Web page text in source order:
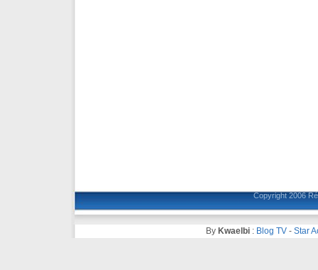
Copyright 2006
By Kwaelbi : Blog TV - Star